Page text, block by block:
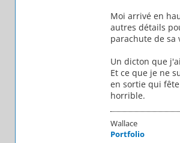
Moi arrivé en
autres détails
parachute de sa
Un dicton que
Et ce que je ne
en sortie qui
horrible.
Wallace
Portfolio